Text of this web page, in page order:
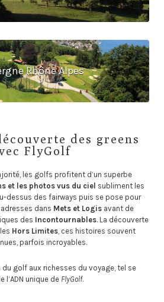
Rhône Alpes
des greens
FlyGolf
les golfs profitent d’un superbe
et les photos vus du ciel subliment les
dessus des fairways puis se pose pour
dans Mets et Logisavant de
des Incontournables. La découverte
Hors Limites , ces histoires souvent
parfois incroyables.
golf aux richesses du voyage, tel se
l’ADN unique de FlyGolf.